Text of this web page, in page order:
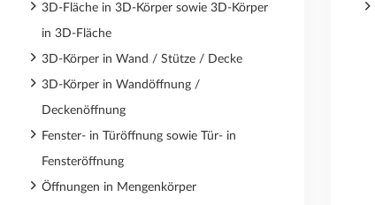
3D-Fläche in 3D-Körper sowie 3D-Körper
in 3D-Fläche
3D-Körper in Wand / Stütze / Decke
3D-Körper in Wandöffnung /
Deckenöffnung
Fenster- in Türöffnung sowie Tür- in
Fensteröffnung
Öffnungen in Mengenkörper